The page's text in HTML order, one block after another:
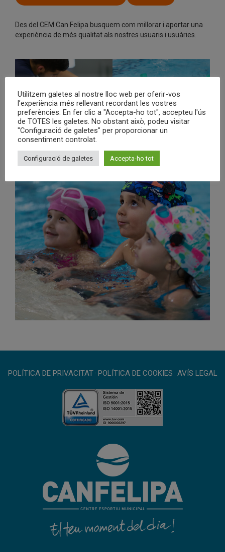
Des del CEM Can Felipa busquem com millorar i aportar una
experiència de més qualitat als nostres usuaris i usuàries.
POLÍTICA DE PRIVACITAT · POLÍTICA DE COOKIES · AVÍS LEGAL
Utilitzem galetes al nostre lloc web per oferir-vos
l’experiència més rellevant recordant les vostres
preferències. En fer clic a "Accepta-ho tot", accepteu l'ús
de TOTES les galetes. No obstant això, podeu visitar
"Configuració de galetes" per proporcionar un
consentiment controlat.
Configuració de galetes Accepta-ho tot